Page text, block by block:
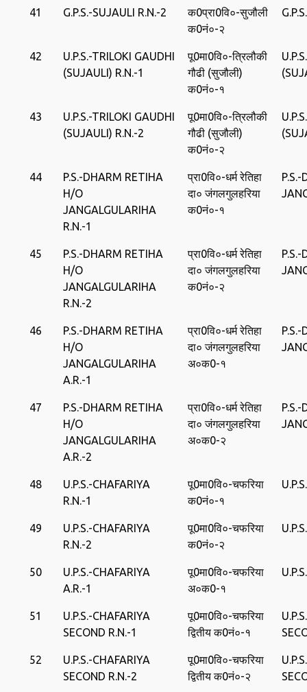
41 G.P.S.-SUJAULI R.N.-2
क0प्रा0वि०-सुजौली
क0नं०-२
42
U.P.S.-TRILOKI GAUDHI
(SUJAULI) R.N.-1
पू0मा0वि०-त्रिलौकी
गौढी (सुजौली)
क0नं०-१
43
U.P.S.-TRILOKI GAUDHI
(SUJAULI) R.N.-2
पू0मा0वि०-त्रिलौकी
गौढी (सुजौली)
क0नं०-२
44
P.S.-DHARM RETIHA
H/O
JANGALGULARIHA
R.N.-1
प्रा0वि०-धर्म रेतिहा
दा० जंगलगुलहरिया
क0नं०-१
45
P.S.-DHARM RETIHA
H/O
JANGALGULARIHA
R.N.-2
प्रा0वि०-धर्म रेतिहा
दा० जंगलगुलहरिया
क0नं०-२
46
P.S.-DHARM RETIHA
H/O
JANGALGULARIHA
A.R.-1
प्रा0वि०-धर्म रेतिहा
दा० जंगलगुलहरिया
अ०क0-१
47
P.S.-DHARM RETIHA
H/O
JANGALGULARIHA
A.R.-2
प्रा0वि०-धर्म रेतिहा
दा० जंगलगुलहरिया
अ०क0-२
48
U.P.S.-CHAFARIYA
R.N.-1
पू0मा0वि०-चफरिया
क0नं०-१
49
U.P.S.-CHAFARIYA
R.N.-2
पू0मा0वि०-चफरिया
क0नं०-२
50
U.P.S.-CHAFARIYA
A.R.-1
पू0मा0वि०-चफरिया
अ०क0-१
51
U.P.S.-CHAFARIYA
SECOND R.N.-1
पू0मा0वि०-चफरिया
द्वितीय क0नं०-१
52
U.P.S.-CHAFARIYA
SECOND R.N.-2
पू0मा0वि०-चफरिया
द्वितीय क0नं०-२